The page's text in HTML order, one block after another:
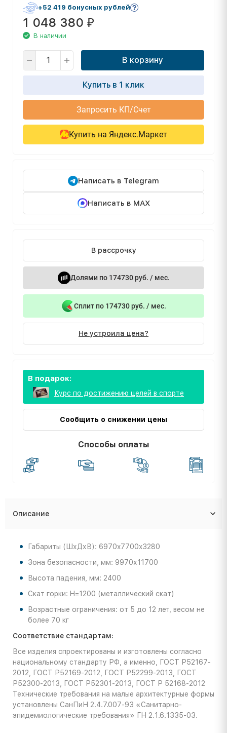
+52 419 бонусных рублей
1 048 380 ₽
В наличии
В корзину
Купить в 1 клик
Запросить КП/Счет
Купить на Яндекс.Маркет
Написать в Telegram
Написать в MAX
В рассрочку
Долями по 174730 руб. / мес.
Сплит по 174730 руб. / мес.
Не устроила цена?
В подарок:
Курс по достижению целей в спорте
Сообщить о снижении цены
Способы оплаты
Описание
Габариты (ШхДхВ): 6970x7700x3280
Зона безопасности, мм: 9970х11700
Высота падения, мм: 2400
Скат горки: H=1200 (металлический скат)
Возрастные ограничения: от 5 до 12 лет, весом не
более 70 кг
Соответствие стандартам:
Все изделия спроектированы и изготовлены согласно
национальному стандарту РФ, а именно, ГОСТ Р52167-
2012, ГОСТ Р52169-2012, ГОСТ Р52299-2013, ГОСТ
Р52300-2013, ГОСТ Р52301-2013, ГОСТ Р 52168-2012
Технические требования на малые архитектурные формы
установлены СанПиН 2.4.7.007-93 «Санитарно-
эпидемиологические требования» ГН 2.1.6.1335-03.